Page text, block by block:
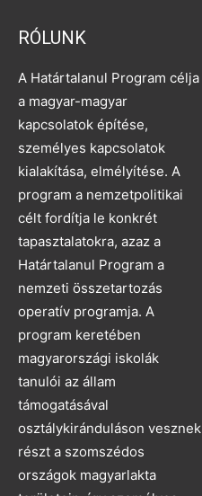
RÓLUNK
A Határtalanul Program célja
a magyar-magyar
kapcsolatok építése,
személyes kapcsolatok
kialakítása, elmélyítése. A
program a nemzetpolitikai
célt fordítja le konkrét
tapasztalatokra, azaz a
Határtalanul Program a
nemzeti összetartozás
operatív programja. A
program keretében
magyarországi iskolák
tanulói az állam
támogatásával
osztálykiránduláson vesznek
részt a szomszédos
országok magyarlakta